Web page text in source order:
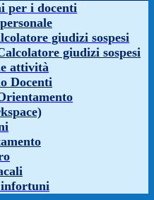
per i docenti
giudizi sospesi
giudizi sospesi
attività
Docenti
infortuni